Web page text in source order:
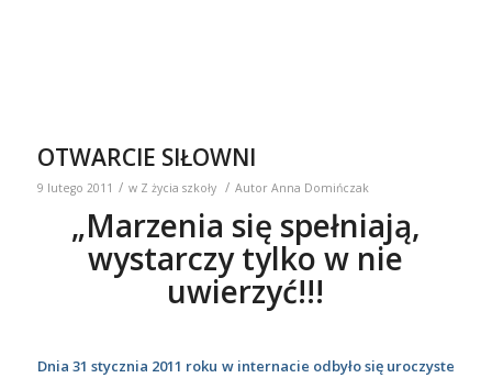
OTWARCIE SIŁOWNI
9 lutego 2011 / w Z życia szkoły / Autor Anna Domińczak
„Marzenia się spełniają,
wystarczy tylko w nie
uwierzyć!!!
Dnia 31 stycznia 2011 roku w internacie odbyło się uroczyste